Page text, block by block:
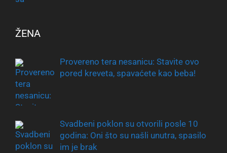
ŽENA
Provereno tera nesanicu: Stavite ovo
pored kreveta, spavaćete kao beba!
Svadbeni poklon su otvorili posle 10
godina: Oni što su našli unutra, spasilo
im je brak